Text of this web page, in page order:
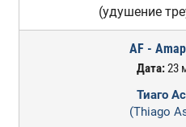
(удушение
AF -
Дата:23
Тиаго
(Thiago